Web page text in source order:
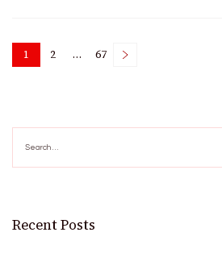
Posts
Page
1 Page
2 … Page
67
for:
Recent Posts